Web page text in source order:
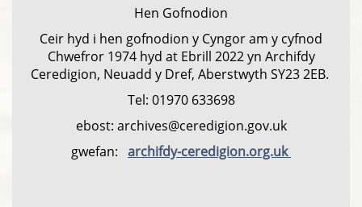
Hen Gofnodion
Ceir hyd i hen gofnodion y Cyngor am y cyfnod
Chwefror 1974 hyd at Ebrill 2022 yn Archifdy
Ceredigion, Neuadd y Dref, Aberstwyth SY23 2EB.
Tel: 01970 633698
ebost: archives@ceredigion.gov.uk
gwefan: archifdy-ceredigion.org.uk